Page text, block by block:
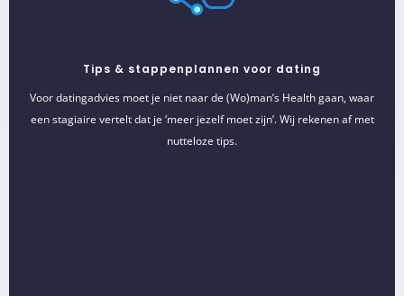
Tips & stappenplannen voor dating
Voor datingadvies moet je niet naar de (Wo)man’s Health gaan, waar
een stagiaire vertelt dat je ‘meer jezelf moet zijn’. Wij rekenen af met
nutteloze tips.